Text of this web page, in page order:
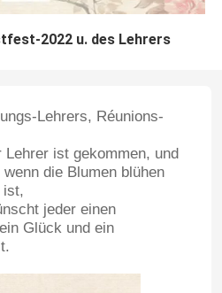
2022 u. des Lehrers
Lehrers, Réunions-
ist gekommen, und
die Blumen blühen
ist,
jeder einen
Glück und ein